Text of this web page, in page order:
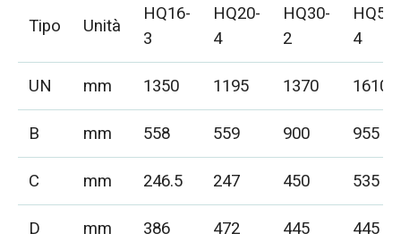
Tipo Unità
HQ16-
3
HQ20-
4
HQ30-
2
HQ50-
4
UN
mm 1350 1195 1370
1610
B
mm 558 559 900
955
C
mm 246.5 247 450
535
D
mm 386 472 445
445